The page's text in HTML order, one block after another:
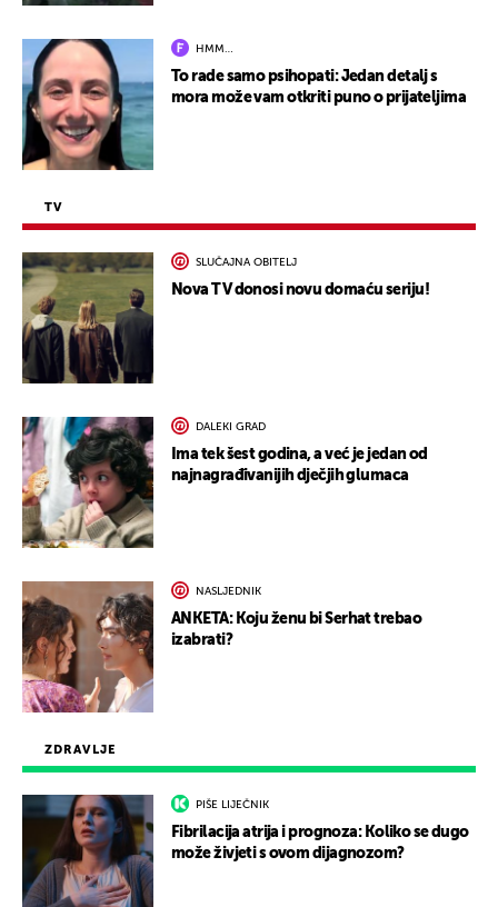
ZDRAVLJE
PIŠE LIJEČNIK
Fibrilacija atrija i prognoza: Koliko se dugo
može živjeti s ovom dijagnozom?
HMM…
To rade samo psihopati: Jedan detalj s
mora može vam otkriti puno o prijateljima
TV
SLUČAJNA OBITELJ
Nova TV donosi novu domaću seriju!
DALEKI GRAD
Ima tek šest godina, a već je jedan od
najnagrađivanijih dječjih glumaca
NASLJEDNIK
ANKETA: Koju ženu bi Serhat trebao
izabrati?